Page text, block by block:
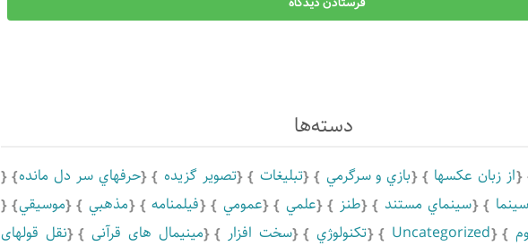
دسته‌ها
از زبان عکسها بازي و سرگرمي تبلیغات تصویر گزیده
حرفهاي سر دل مانده
سينما سينماي مستند طنز علمي عمومي فیلمنامه مذهبي
موسيقي
Uncategorized تكنولوژي سخت افزار مینیمال های قرآنی
نقل قولهای